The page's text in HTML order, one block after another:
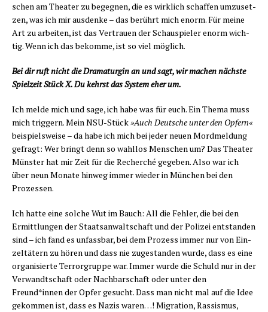
schen am Thea­ter zu begeg­nen, die es wirk­lich schaf­fen umzu­set­
zen, was ich mir aus­den­ke – das berührt mich enorm. Für mei­ne
Art zu arbei­ten, ist das Ver­trau­en der Schau­spie­ler enorm wich­
tig. Wenn ich das bekom­me, ist so viel möglich.
Bei dir ruft nicht die Dra­ma­tur­gin an und sagt, wir machen nächs­te
Spiel­zeit Stück X. Du kehrst das Sys­tem eher um.
Ich mel­de mich und sage, ich habe was für euch. Ein The­ma muss
mich trig­gern. Mein NSU-Stück»Auch Deut­sche unter den Opfern«
bei­spiels­wei­se – da habe ich mich bei jeder neu­en Mord­mel­dung
gefragt: Wer bringt denn so wahl­los Men­schen um? Das Thea­ter
Müns­ter hat mir Zeit für die Recher­ché gege­ben. Also war ich
über neun Mona­te hin­weg immer wie­der in Mün­chen bei den
Prozessen.
Ich hat­te eine sol­che Wut im Bauch: All die Feh­ler, die bei den
Ermitt­lun­gen der Staats­an­walt­schaft und der Poli­zei ent­stan­den
sind – ich fand es unfass­bar, bei dem Pro­zess immer nur von Ein­
zel­tä­tern zu hören und dass nie zuge­stan­den wur­de, dass es eine
orga­ni­sier­te Ter­ror­grup­pe war. Immer wur­de die Schuld nur in der
Ver­wandt­schaft oder Nach­bar­schaft oder unter den
Freund*innen der Opfer gesucht. Dass man nicht mal auf die Idee
gekom­men ist, dass es Nazis waren…! Migra­ti­on, Ras­sis­mus,